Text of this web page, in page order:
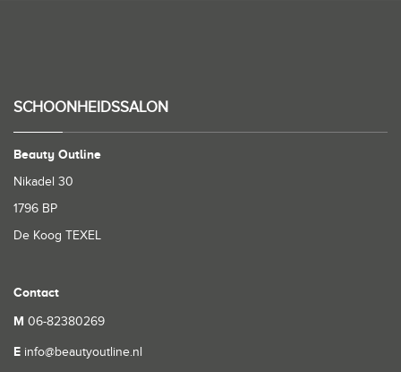
SCHOONHEIDSSALON
Beauty Outline
Nikadel 30
1796 BP
De Koog TEXEL
Contact
M 06-82380269
E info@beautyoutline.nl